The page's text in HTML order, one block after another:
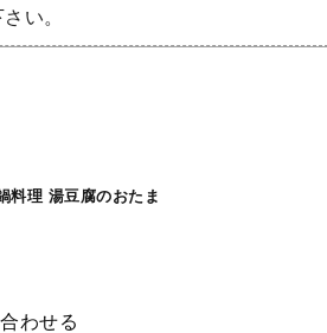
い。
料理 湯豆腐のおたま
わせる